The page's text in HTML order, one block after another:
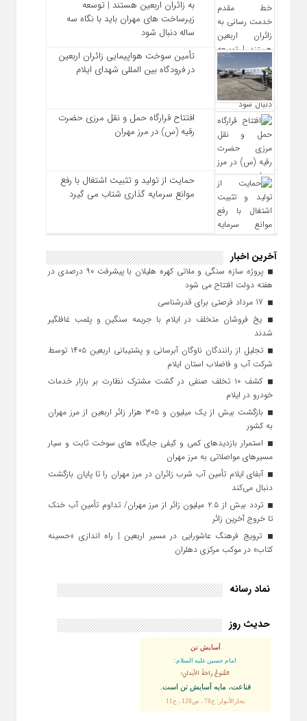
به زائران اربعین هستند | توسعه
زیرساخت ‌های مهران باید با نگاه سه‌
ساله دنبال شود
تأمین سوخت هواپیمایی زائران اربعین
در فرودگاه بین المللی شهدای ایلام
افتتاح قرارگاه حمل‌ و نقل مرزی حضرت
رقیه (س) در مرز مهران
حمایت از تولید و تثبیت اشتغال با رفع
موانع سرمایه‌ گذاری شتاب می‌ گیرد
آخرین اخبار
پروژه سازه سنگی و ملاتی کهره هلیلان با پیشرفت ۹۰ درصدی در
هفته دولت افتتاح می شود
یخ‌ فروشان متخلف در ایلام با جریمه سنگین و پلمب غافلگیر
شدند
تجلیل از رانندگان ناوگان آبرسانی و پشتیبانی اربعین ۱۴۰۵ توسط
شرکت آب و فاضلاب استان ایلام
کشف ۱۰ تخلف صنفی در گشت مشترک نظارت بر بازار خدمات
خودرو در ایلام
بازگشت بیش از یک میلیون و ۳۰۵ هزار زائر اربعین از مرز مهران
به کشور
استمرار بازدیدهای کمی و کیفی جایگاه‌ های سوخت ثابت و سیار
مسیرهای مواصلاتی به مرز مهران
آبفای ایلام تأمین آب شرب زائران در مرز مهران را تا پایان بازگشت
دنبال می‌کند
تردد بیش از ۲.۵ میلیون زائر از مرز مهران/ تداوم تأمین آب خنک
تا خروج آخرین زائر
ترویج فرهنگ عاشورایی در مسیر اربعین | راه‌ اندازی «حسینه
کتاب» در موکب مرکزی دهلران
نماد رسانه
حدیث روز
آسایش تن
امام حسین علیه السلام:
القُنوعُ راحَةُ الأبدانِ؛
قناعت، مايه آسايش تن است.
بحارالأنوار: ج78 ، ص128 ، ح11